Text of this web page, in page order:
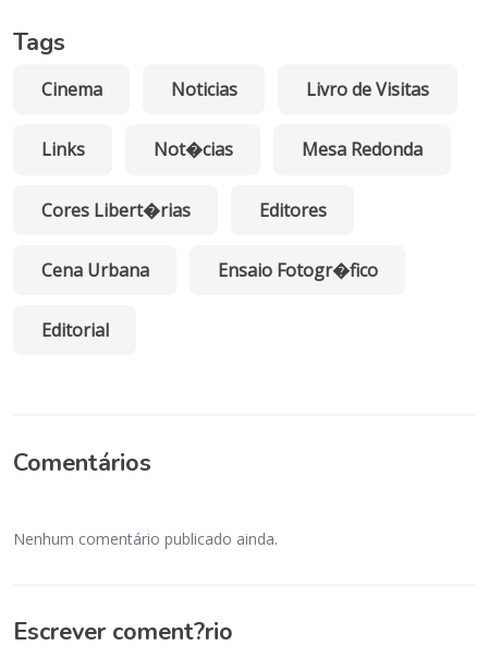
Tags
Cinema Noticias Livro de Visitas
Links Not�cias Mesa Redonda
Cores Libert�rias Editores
Cena Urbana Ensaio Fotogr�fico
Editorial
Comentários
Nenhum comentário publicado ainda.
Escrever coment?rio